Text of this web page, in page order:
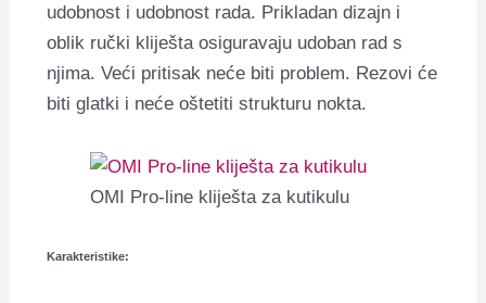
udobnost i udobnost rada. Prikladan dizajn i
oblik ručki kliješta osiguravaju udoban rad s
njima. Veći pritisak neće biti problem. Rezovi će
biti glatki i neće oštetiti strukturu nokta.
OMI Pro-line kliješta za kutikulu
Karakteristike: